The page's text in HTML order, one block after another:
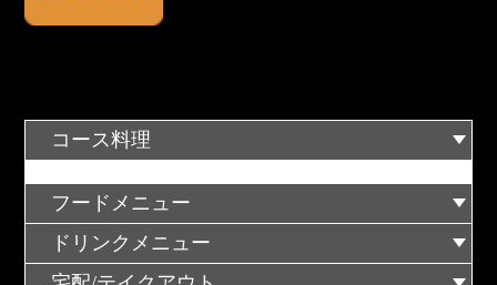
コース料理
フードメニュー
ドリンクメニュー